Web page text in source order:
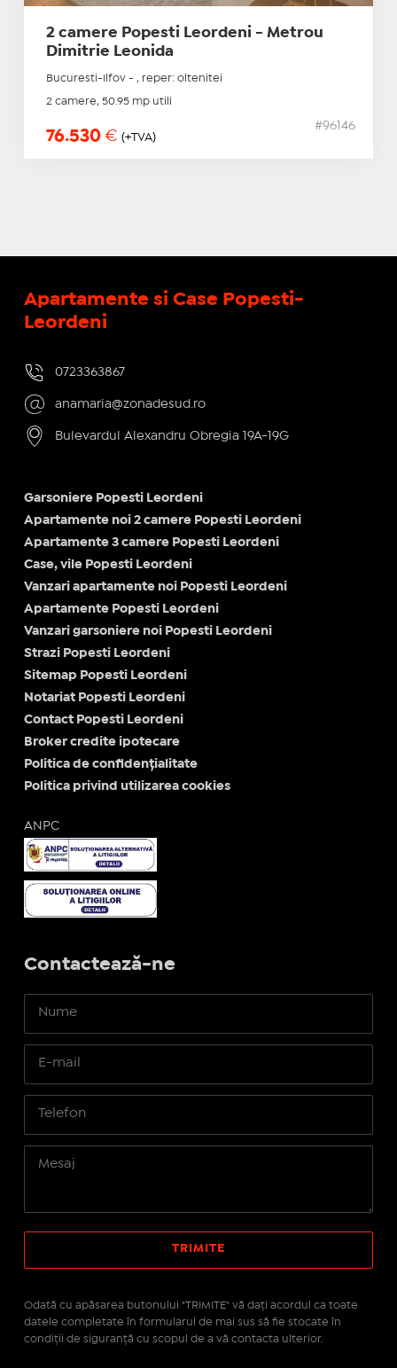
2 camere Popesti Leordeni - Metrou
Dimitrie Leonida
Bucuresti-Ilfov - , reper: oltenitei
2 camere, 50.95 mp utili
76.530 € (+TVA)
#96146
Apartamente si Case Popesti-
Leordeni
0723363867
anamaria@zonadesud.ro
Bulevardul Alexandru Obregia 19A-19G
Garsoniere Popesti Leordeni
Apartamente noi 2 camere Popesti Leordeni
Apartamente 3 camere Popesti Leordeni
Case, vile Popesti Leordeni
Vanzari apartamente noi Popesti Leordeni
Apartamente Popesti Leordeni
Vanzari garsoniere noi Popesti Leordeni
Strazi Popesti Leordeni
Sitemap Popesti Leordeni
Notariat Popesti Leordeni
Contact Popesti Leordeni
Broker credite ipotecare
Politica de confidențialitate
Politica privind utilizarea cookies
ANPC
Contactează-ne
Odată cu apăsarea butonului "TRIMITE" vă daţi acordul ca toate
datele completate în formularul de mai sus să fie stocate în
condiţii de siguranţă cu scopul de a vă contacta ulterior.